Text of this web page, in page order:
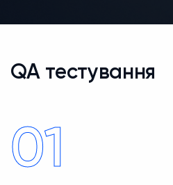
QA тестування
01